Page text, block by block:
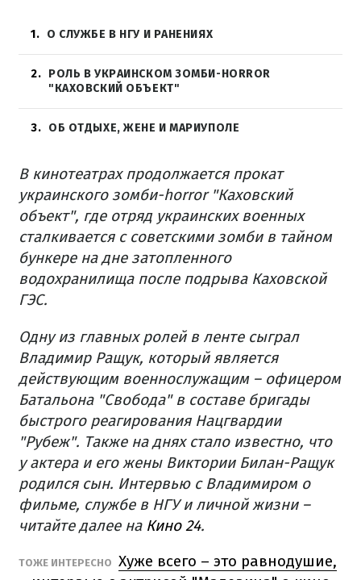
1 О СЛУЖБЕ В НГУ И РАНЕНИЯХ
2
РОЛЬ В УКРАИНСКОМ ЗОМБИ-HORROR
"КАХОВСКИЙ ОБЪЕКТ"
3 ОБ ОТДЫХЕ, ЖЕНЕ И МАРИУПОЛЕ
В кинотеатрах продолжается прокат
украинского зомби-horror "Каховский
объект", где отряд украинских военных
сталкивается с советскими зомби в тайном
бункере на дне затопленного
водохранилища после подрыва Каховской
ГЭС.
Одну из главных ролей в ленте сыграл
Владимир Ращук, который является
действующим военнослужащим – офицером
Батальона "Свобода" в составе бригады
быстрого реагирования Нацгвардии
"Рубеж". Также на днях стало известно, что
у актера и его жены Виктории Билан-Ращук
родился сын. Интервью с Владимиром о
фильме, службе в НГУ и личной жизни –
читайте далее на Кино 24.
ТОЖЕ ИНТЕРЕСНО Хуже всего – это равнодушие,